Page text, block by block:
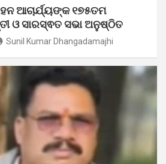
ଆଚାର୍ଯ୍ୟଙ୍କ ୧୭୫ତମ
ଓ ସାରସ୍ଵତ ସଭା ଅନୁଷ୍ଠିତ
Sunil Kumar Dhangadamajhi